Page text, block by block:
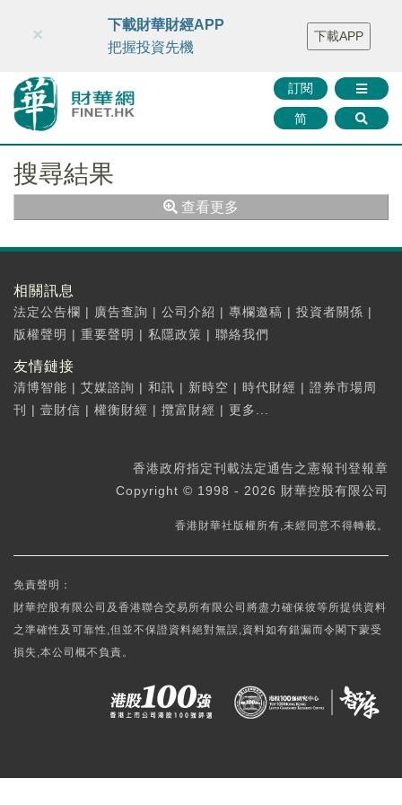
財華智庫網 FINTV FINMETA 財華證券 媒體矩陣
智庫沙龍
聯絡我們
訂閱
简
×
下載財華財經APP
把握投資先機
下載APP
搜尋結果
查看更多
相關訊息
法定公告欄 | 廣告查詢 | 公司介紹 | 專欄邀稿 | 投資者關係 |
版權聲明 | 重要聲明 | 私隱政策 | 聯絡我們
友情鏈接
清博智能 | 艾媒諮詢 | 和訊 | 新時空 | 時代財經 | 證券市場周
刊
| 壹財信 | 權衡財經 | 攬富財經 | 更多...
香港政府指定刊載法定通告之憲報刊登報章
Copyright © 1998 - 2026 財華控股有限公司
香港財華社版權所有,未經同意不得轉載。
免責聲明：
財華控股有限公司及香港聯合交易所有限公司將盡力確保彼等所提供資料
之準確性及可靠性,但並不保證資料絕對無誤,資料如有錯漏而令閣下蒙受
損失,本公司概不負責。